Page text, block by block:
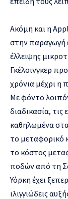
Ακόμη και η
στην παραγωγή
έλλειψης
Γκέλσινγκερ
χρόνια μέχρι η
Με φόντο
διαδικασία, τις
καθηλωμένα
το μεταφορικό
το κόστος
ποδών από τη
Υόρκη έχει
ιλιγγιώδεις